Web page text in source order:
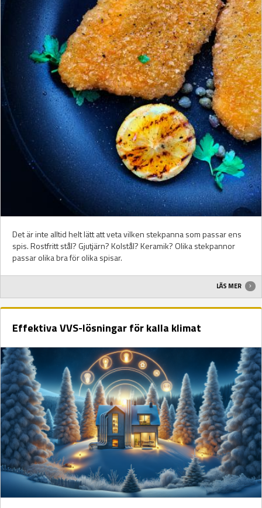
Det är inte alltid helt lätt att veta vilken stekpanna som passar ens
spis. Rostfritt stål? Gjutjärn? Kolstål? Keramik? Olika stekpannor
passar olika bra för olika spisar.
LÄS MER
Effektiva VVS-lösningar för kalla klimat